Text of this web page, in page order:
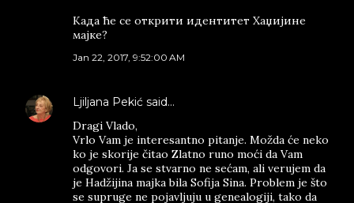
Када ће се открити идентитет Хаџијине
мајке?
Jan 22, 2017, 9:52:00 AM
Ljiljana Pekić said…
Dragi Vlado,
Vrlo Vam je interesantno pitanje. Možda će neko
ko je skorije čitao Zlatno runo moći da Vam
odgovori. Ja se stvarno ne sećam, ali verujem da
je Hadžijina majka bila Sofija Sina. Problem je što
se supruge ne pojavljuju u genealogiji, tako da